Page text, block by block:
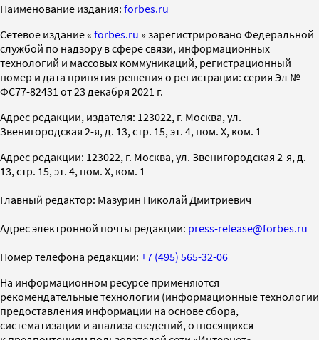
Наименование издания: forbes.ru
Cетевое издание « forbes.ru » зарегистрировано Федеральной
службой по надзору в сфере связи, информационных
технологий и массовых коммуникаций, регистрационный
номер и дата принятия решения о регистрации: серия Эл №
ФС77-82431 от 23 декабря 2021 г.
Адрес редакции, издателя: 123022, г. Москва, ул.
Звенигородская 2-я, д. 13, стр. 15, эт. 4, пом. X, ком. 1
Адрес редакции: 123022, г. Москва, ул. Звенигородская 2-я, д.
13, стр. 15, эт. 4, пом. X, ком. 1
Главный редактор: Мазурин Николай Дмитриевич
Адрес электронной почты редакции: press-release@forbes.ru
Номер телефона редакции: +7 (495) 565-32-06
На информационном ресурсе применяются
рекомендательные технологии (информационные технологии
предоставления информации на основе сбора,
систематизации и анализа сведений, относящихся